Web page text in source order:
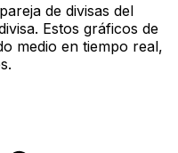
de divisas del
Estos gráficos de
medio en tiempo real,